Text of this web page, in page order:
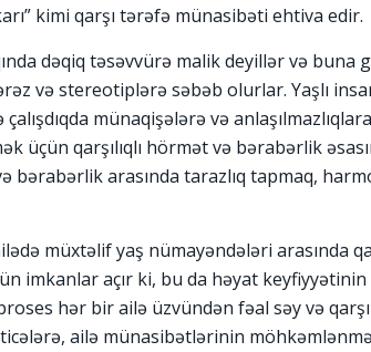
kimi qarşı tərəfə münasibəti ehtiva edir.
dəqiq təsəvvürə malik deyillər və buna
və stereotiplərə səbəb olurlar. Yaşlı
münaqişələrə və
üçün qarşılıqlı hörmət və bərabərlik
bərabərlik arasında tarazlıq tapmaq,
müxtəlif yaş nümayəndələri arasında
imkanlar açır ki, bu da həyat
hər bir ailə üzvündən fəal səy və
ailə münasibətlərinin